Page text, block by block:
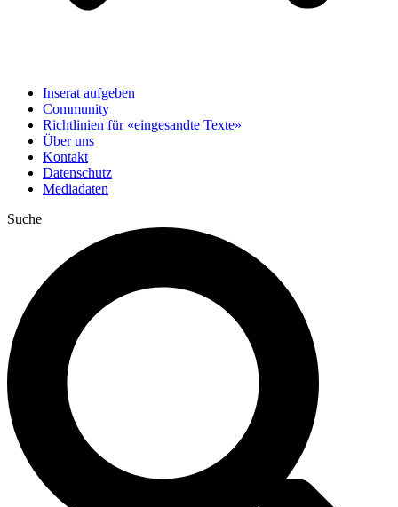
Inserat aufgeben
Community
Richtlinien für «eingesandte Texte»
Über uns
Kontakt
Datenschutz
Mediadaten
Suche